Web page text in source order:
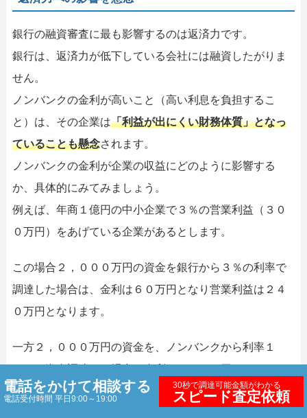
銀行の融資審査に最も影響するのは返済力です。
銀行は、返済力が低下している会社には融資したがりま
せん。
ノンバンクの金利が高いこと（高い利息を負担するこ
と）は、その企業は「利益が出にくい財務体質」となっ
ていることも懸念されます。
ノンバンクの金利が企業の収益にどのように影響する
か、具体的にみてみましょう。
例えば、年商１億円の中小企業で３％の営業利益（３０
０万円）をあげている企業があるとします。
この場合２，０００万円の資金を銀行から３％の利率で
調達した場合は、金利は６０万円となり営業利益は２４
０万円となります。
一方２，０００万円の資金を、ノンバンクから利率１
まいます。
電話をかけて相談する
電話受付時間 平日9:00～19:00
30秒で調達可能金額がわかる
スピード査定依頼